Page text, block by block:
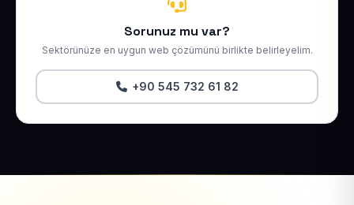
Sorunuz mu var?
Sektörünüze en uygun web çözümünü birlikte belirleyelim.
+90 545 732 61 82